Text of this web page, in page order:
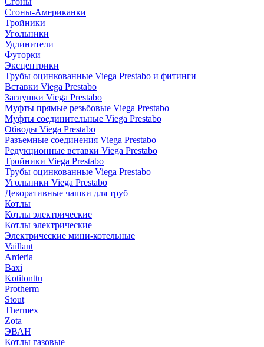
Сгоны-Американки
Тройники
Угольники
Удлинители
Футорки
Эксцентрики
Трубы оцинкованные Viega Prestabo и фитинги
Вставки Viega Prestabo
Заглушки Viega Prestabo
Муфты прямые резьбовые Viega Prestabo
Муфты соединительные Viega Prestabo
Обводы Viega Prestabo
Разъемные соединения Viega Prestabo
Редукционные вставки Viega Prestabo
Тройники Viega Prestabo
Трубы оцинкованные Viega Prestabo
Угольники Viega Prestabo
Декоративные чашки для труб
Котлы
Котлы электрические
Котлы электрические
Электрические мини-котельные
Vaillant
Arderia
Baxi
Kotitonttu
Protherm
Stout
Thermex
Zota
ЭВАН
Котлы газовые